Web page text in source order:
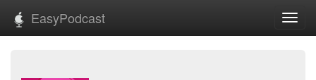
EasyPodcast